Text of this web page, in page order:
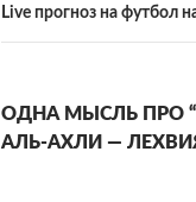
Live прогноз на футбол
ОДНА МЫСЛЬ ПРО
АЛЬ-АХЛИ —